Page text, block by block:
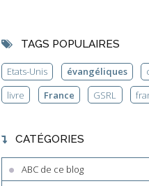
TAGS POPULAIRES
Etats-Unis évangéliques
livre
France GSRL
CATÉGORIES
ABC de ce blog